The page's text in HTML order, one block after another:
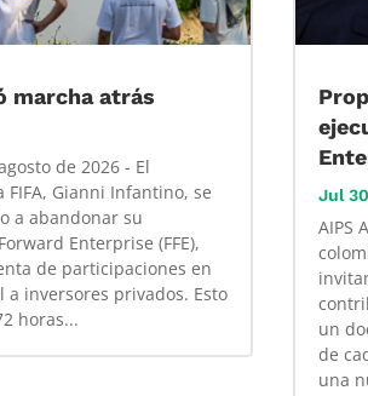
marcha atrás
de 2026 - El
Gianni Infantino, se
a abandonar su
Enterprise (FFE),
de participaciones en
a inversores privados. Esto
horas...
Jul
AIPS
un
de
una